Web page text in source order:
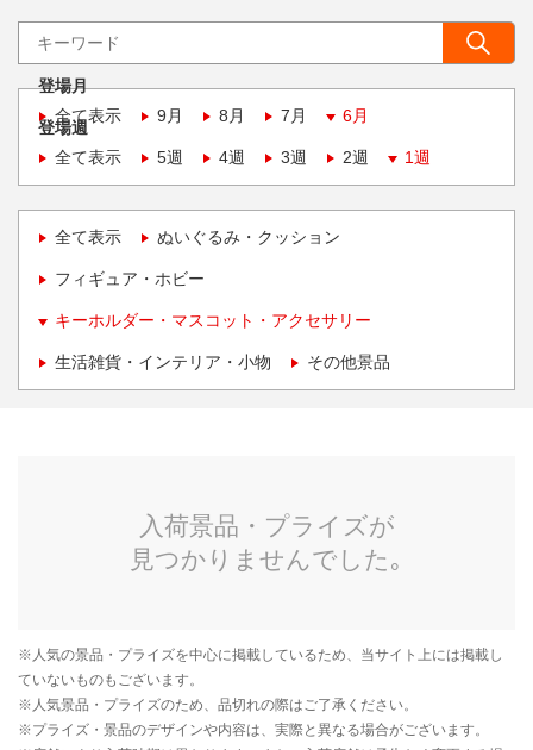
登場月
全て表示
9月 8月 7月 6月
登場週
全て表示
5週 4週 3週 2週 1週
全て表示 ぬいぐるみ・クッション
フィギュア・ホビー
キーホルダー・マスコット・アクセサリー
生活雑貨・インテリア・小物 その他景品